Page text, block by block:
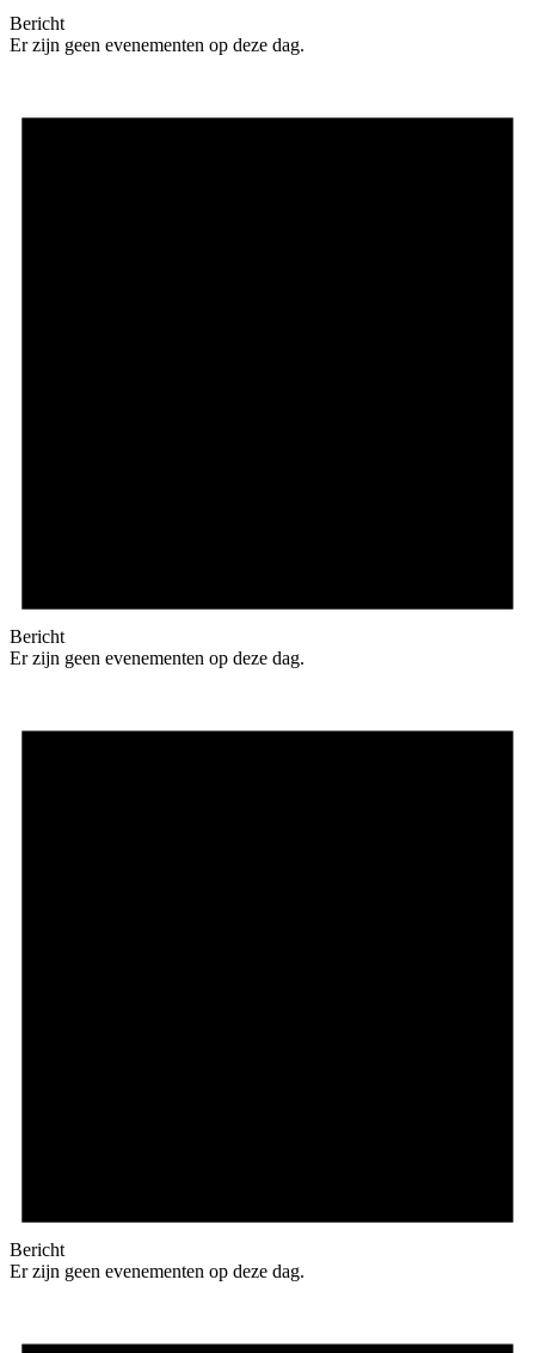
Bericht
Er zijn geen evenementen op deze dag.
Bericht
Er zijn geen evenementen op deze dag.
Bericht
Er zijn geen evenementen op deze dag.